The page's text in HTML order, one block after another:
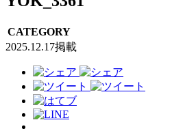
CATEGORY
2025.12.17掲載